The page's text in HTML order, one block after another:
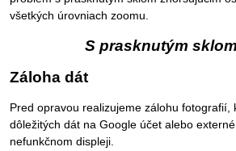
všetkých úrovniach zoomu.
S prasknutým
Záloha dát
Pred opravou realizujeme zálohu fotografií,
dôležitých dát na Google účet alebo
nefunkčnom displeji.